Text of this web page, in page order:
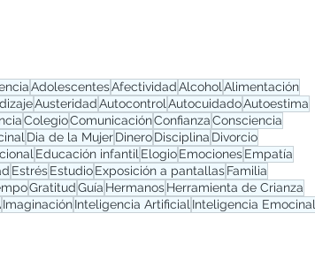
AdolescentesAfectividadAlcohol Alimentación
AusteridadAutocontrol AutocuidadoAutoestima
ColegioComunicaciónConfianzaConsciencia
Dia de la MujerDineroDisciplina Divorcio
Educación infantil ElogioEmocionesEmpatía
EstrésEstudioExposición a pantallasFamilia
GratitudGuía HermanosHerramienta de Crianza
ImaginaciónInteligencia Artificial Inteligencia Emocinal